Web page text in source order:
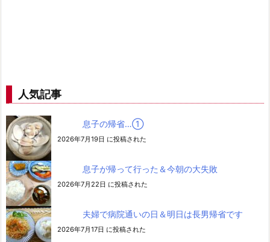
人気記事
息子の帰省…➀
2026年7月19日 に投稿された
息子が帰って行った＆今朝の大失敗
2026年7月22日 に投稿された
夫婦で病院通いの日＆明日は長男帰省です
2026年7月17日 に投稿された